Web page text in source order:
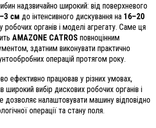
надзвичайно широкий: від поверхневого
см до інтенсивного дискування на 16–20
робочих органів і моделі агрегату. Саме ця
AMAZONE CATROS повноцінним
здатним виконувати практично
операцій протягом року.
ефективно працював у різних умовах,
широкий вибір дискових робочих органів і
дозволяє налаштовувати машину відповідно
операції та стану поля.